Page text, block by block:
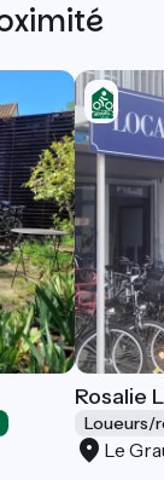
Rosalie
Loueurs/
Le